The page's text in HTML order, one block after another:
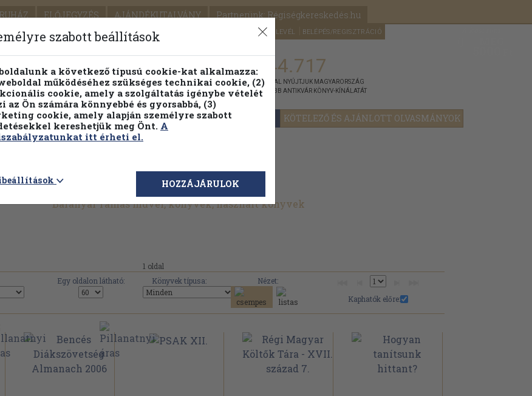
ELŐJEGYZÉS AJÁNDÉKUTALVÁNY Partnerünk: Régiségkereskedés.hu
SEGÍTSÉG HÍRLEVÉL BELÉPÉS/REGISZTRÁCIÓ
PILLANATNYI ÁRAINK FENNTARTHATÓ OLVASMÁNYOK KÖTELEZŐ ÉS AJÁNLOTT OLVASMÁNYOK
Részletes kereső Témaköri fa 1.144.717
KIADVÁNNYAL NYÚJTJUK MAGYARORSZÁG
LEGNAGYOBB ANTIKVÁR KÖNYV-KÍNÁLATÁT
Baranyai Tamás művei, könyvek, használt könyvek
1 oldal
Egy oldalon látható: Könyvek típusa:
Nézet:
Kaphatók előre:
szabott beállítások
a következő típusú cookie-kat alkalmazza:
működéséhez szükséges technikai cookie, (2)
cookie, amely a szolgáltatás igénybe vételét
az Ön számára könnyebbé és gyorsabbá, (3)
cookie, amely alapján személyre szabott
kereshetjük meg Önt. A
itt érheti el.
HOZZÁJÁRULOK